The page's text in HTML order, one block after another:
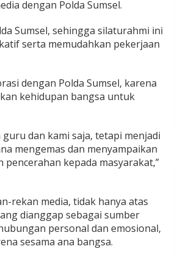
dengan Polda Sumsel.
Sumsel, sehingga silaturahmi ini
serta memudahkan pekerjaan
dengan Polda Sumsel, karena
kehidupan bangsa untuk
dan kami saja, tetapi menjadi
mengemas dan menyampaikan
kepada masyarakat,”
rekan media, tidak hanya atas
dianggap sebagai sumber
personal dan emosional,
sesama ana bangsa.